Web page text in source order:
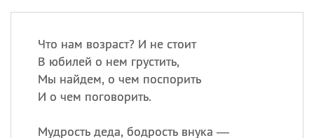
Что нам возраст? И не стоит
В юбилей о нем грустить,
Мы найдем, о чем поспорить
И о чем поговорить.
Мудрость деда, бодрость внука —